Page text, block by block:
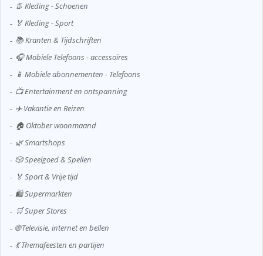
👢 Kleding - Schoenen
🏅 Kleding - Sport
📚 Kranten & Tijdschriften
🎧 Mobiele Telefoons - accessoires
📱 Mobiele abonnementen - Telefoons
📺 Entertainment en ontspanning
✈️ Vakantie en Reizen
🏠 Oktober woonmaand
🌿 Smartshops
🎲 Speelgoed & Spellen
🏅 Sport & Vrije tijd
🛍️ Supermarkten
🛒 Super Stores
🌐 Televisie, internet en bellen
💃 Themafeesten en partijen